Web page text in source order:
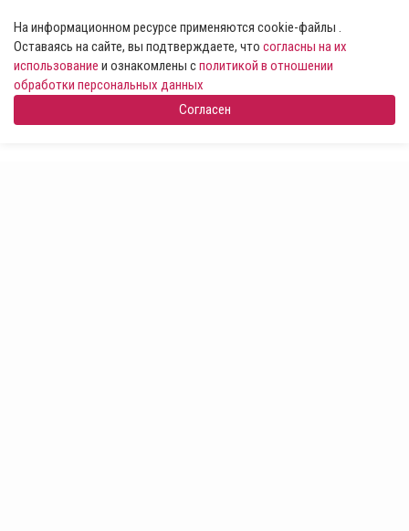
На информационном ресурсе применяются cookie-файлы .
Оставаясь на сайте, вы подтверждаете, что согласны на их
использование и ознакомлены сполитикой в отношении
обработки персональных данных
Согласен